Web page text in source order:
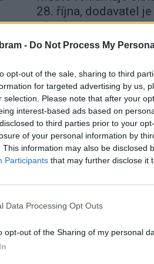
- Do Not Process My
opt-out of the sale, sharing to third
for targeted advertising by us,
selection. Please note that after your
interest-based ads based on
to third parties prior to your
of your personal information by
This information may also be disclosed
Participants that may further disclose it
Data Processing Opt Outs
opt-out of the Sharing of my personal
0
28. října, dodavatel je
v konkurzu
Martin Poulíček - 8. 1. 2020
od roku 2018 do září 2019
prostorou, kde vznikly
nový...
Zpravodajství
Zastupitelé se